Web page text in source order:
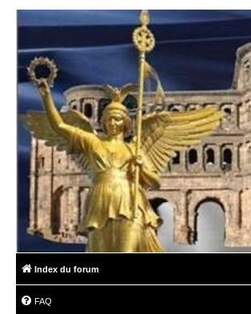
Index du forum
FAQ